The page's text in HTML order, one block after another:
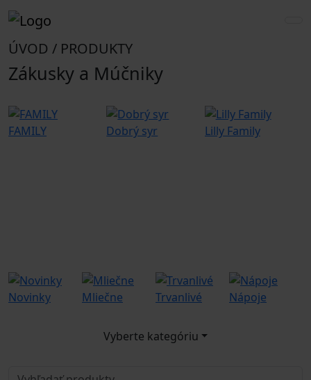
ÚVOD / PRODUKTY
Zákusky a Múčniky
FAMILY Dobrý syr Lilly Family
Novinky Mliečne Trvanlivé Nápoje
Vyberte kategóriu